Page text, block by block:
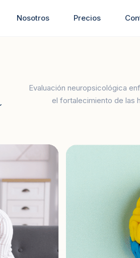
Nosotros Precios
Evaluación neuropsicológica
el fortalecimiento de las